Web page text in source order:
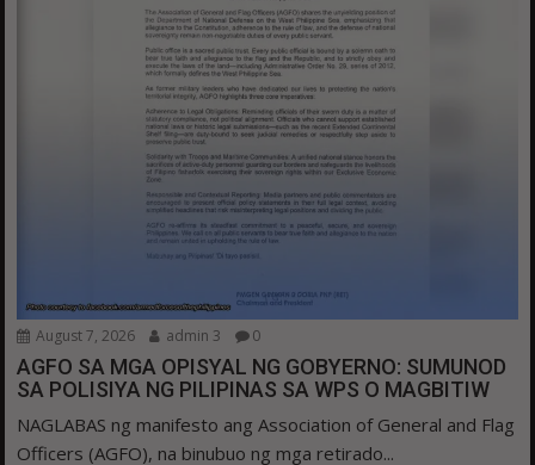
August 7, 2026 admin 3 0
AGFO SA MGA OPISYAL NG GOBYERNO: SUMUNOD
SA POLISIYA NG PILIPINAS SA WPS O MAGBITIW
NAGLABAS ng manifesto ang Association of General and Flag
Officers (AGFO), na binubuo ng mga retirado...